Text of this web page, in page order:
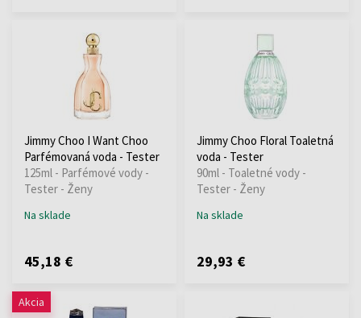
Jimmy Choo I Want Choo
Parfémovaná voda - Tester
125ml - Parfémové vody -
Tester - Ženy
Na sklade
45,18 €
Jimmy Choo Floral Toaletná
voda - Tester
90ml - Toaletné vody -
Tester - Ženy
Na sklade
29,93 €
Akcia